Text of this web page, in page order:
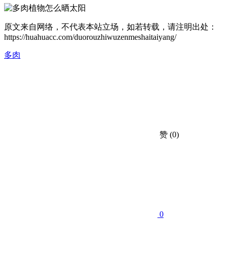
原文来自网络，不代表本站立场，如若转载，请注明出处：
https://huahuacc.com/duorouzhiwuzenmeshaitaiyang/
多肉
赞 (0)
0